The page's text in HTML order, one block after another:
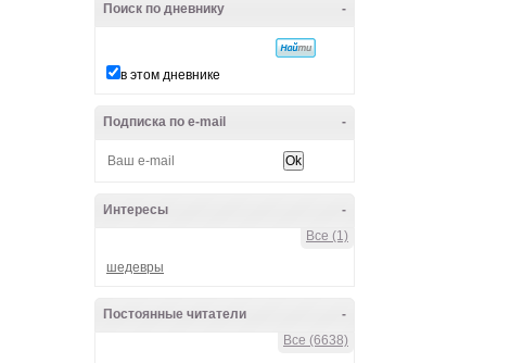
-
Поиск по дневнику
в этом дневнике
-
Подписка по e-mail
-
Интересы
Все (1)
шедевры
-
Постоянные читатели
Все (6638)